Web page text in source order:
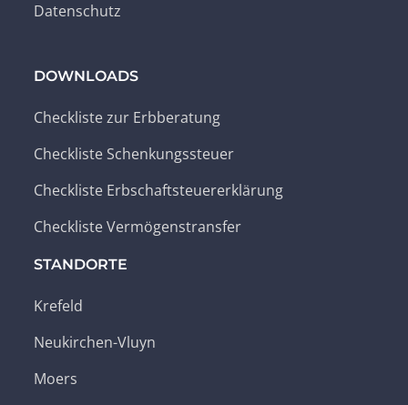
Datenschutz
DOWNLOADS
Checkliste zur Erbberatung
Checkliste Schenkungssteuer
Checkliste Erbschaftsteuererklärung
Checkliste Vermögenstransfer
STANDORTE
Krefeld
Neukirchen-Vluyn
Moers